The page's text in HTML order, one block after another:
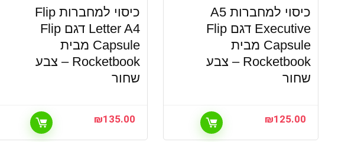
כיסוי למחברות A5
Executive דגם Flip
Capsule מבית
Rocketbook – צבע
שחור
₪125.00
כיסוי למחברות Flip
Letter A4 דגם Flip
Capsule מבית
Rocketbook – צבע
שחור
₪135.00